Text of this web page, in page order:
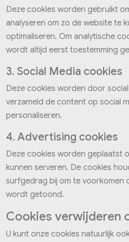
Deze cookies worden gebruikt
analyseren om zo de website te
optimaliseren. Om analytische
wordt altijd eerst toestemming
3. Social Media cookies
Deze cookies worden door
verzameld de content op social
personaliseren.
4. Advertising cookies
Deze cookies worden geplaatst
kunnen serveren. De cookies
surfgedrag bij om te voorkomen
wordt getoond.
Cookies verwijderen
U kunt onze cookies natuurlijk